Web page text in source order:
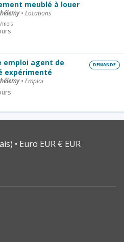
meublé à louer
• Locations
/mois
emploi agent de
expérimenté
DEMANDE
• Emploi
Euro EUR € EUR